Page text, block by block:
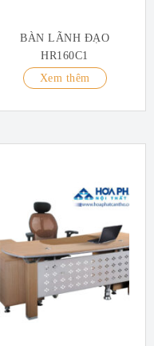
BÀN LÃNH ĐẠO
HR160C1
Xem thêm